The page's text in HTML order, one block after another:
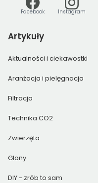
Facebook Instagram
Artykuły
Aktualności i ciekawostki
Aranżacja i pielęgnacja
Filtracja
Technika CO2
Zwierzęta
Glony
DIY - zrób to sam